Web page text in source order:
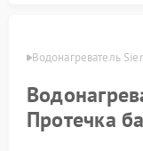
Водонагреватель
Протечка